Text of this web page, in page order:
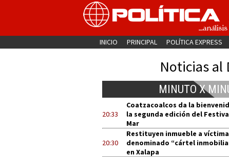
INICIO PRINCIPAL POLÍTICA EXPRESS
Noticias al
MINUTO X
20:33
Coatzacoalcos da la
la segunda edición del
Mar
20:30
Restituyen inmueble a
denominado “cártel
en Xalapa